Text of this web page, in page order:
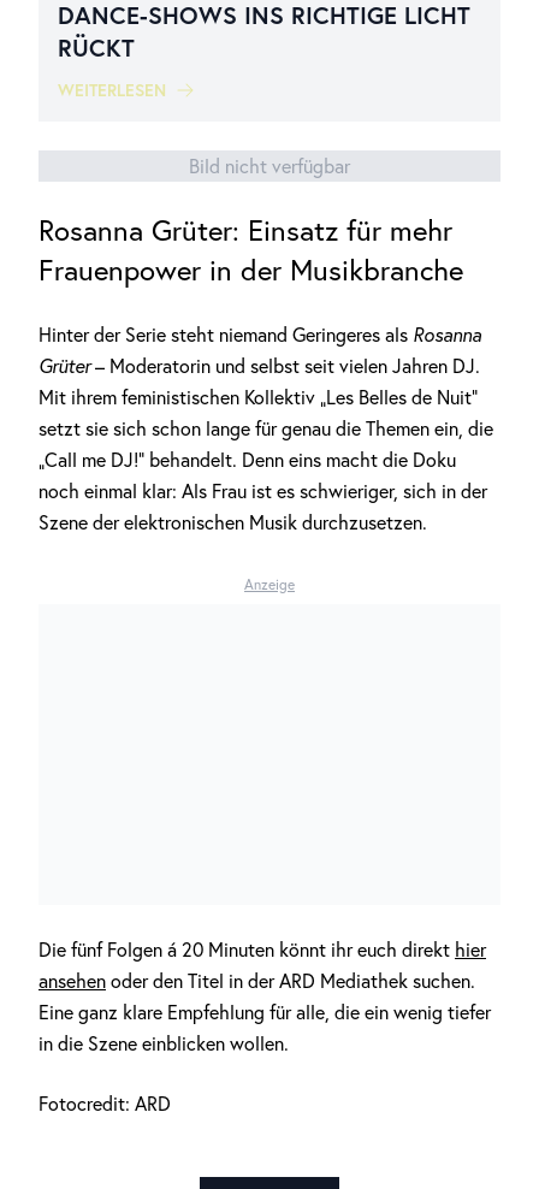
DANCE-SHOWS INS RICHTIGE LICHT
RÜCKT
WEITERLESEN
Bild nicht verfügbar
Rosanna Grüter: Einsatz für mehr
Frauenpower in der Musikbranche
Hinter der Serie steht niemand Geringeres als Rosanna
Grüter– Moderatorin und selbst seit vielen Jahren DJ.
Mit ihrem feministischen Kollektiv „Les Belles de Nuit“
setzt sie sich schon lange für genau die Themen ein, die
„Call me DJ!“ behandelt. Denn eins macht die Doku
noch einmal klar: Als Frau ist es schwieriger, sich in der
Szene der elektronischen Musik durchzusetzen.
Anzeige
Die fünf Folgen á 20 Minuten könnt ihr euch direkt hier
ansehen oder den Titel in der ARD Mediathek suchen.
Eine ganz klare Empfehlung für alle, die ein wenig tiefer
in die Szene einblicken wollen.
Fotocredit: ARD